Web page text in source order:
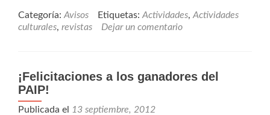
Categoría: Avisos Etiquetas: Actividades, Actividades
culturales, revistas Dejar un comentario
¡Felicitaciones a los ganadores del
PAIP!
Publicada el 13 septiembre, 2012